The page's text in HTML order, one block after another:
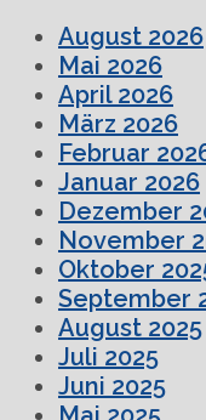
August 2026
Mai 2026
April 2026
März 2026
Februar
Januar 2026
Dezember
November
Oktober
September
August 2025
Juli 2025
Juni 2025